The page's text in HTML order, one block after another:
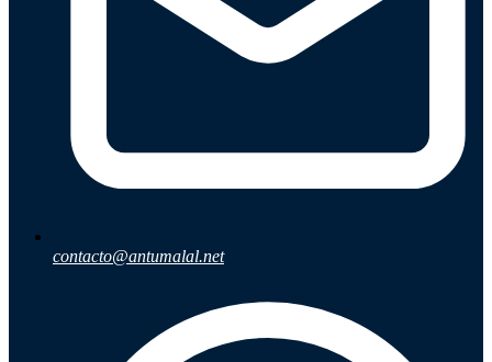
contacto@antumalal.net